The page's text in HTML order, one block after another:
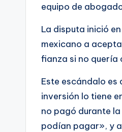
equipo de
La disputa inició
mexicano a
fianza si no quería
Este escándalo es
inversión lo tiene
no pagó durante
podían pagar», y